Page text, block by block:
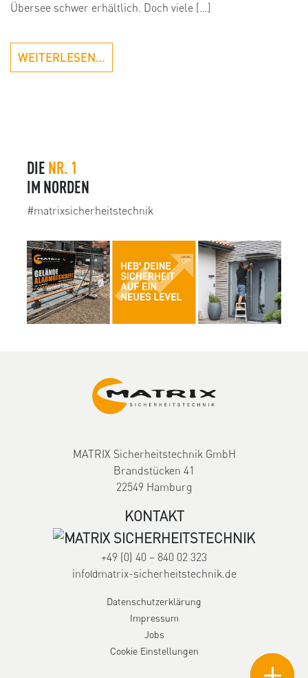
Übersee schwer erhältlich. Doch viele […]
WEITERLESEN…
DIE NR. 1
IM NORDEN
#matrixsicherheitstechnik
MATRIX Sicherheitstechnik GmbH
Brandstücken 41
22549 Hamburg
KONTAKT
+49 (0) 40 – 840 02 323
info@matrix-sicherheitstechnik.de
Datenschutzerklärung
Impressum
Jobs
Cookie Einstellungen